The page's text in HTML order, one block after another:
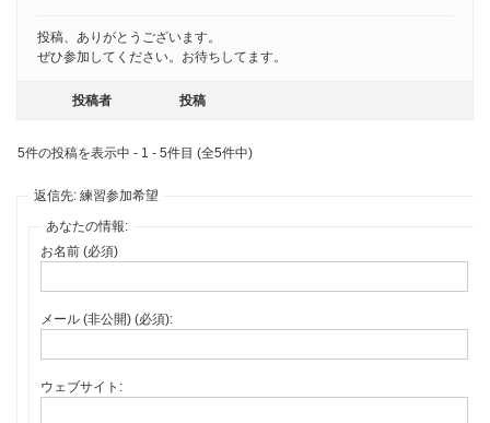
投稿、ありがとうございます。
ぜひ参加してください。お待ちしてます。
投稿者 投稿
5件の投稿を表示中 - 1 - 5件目 (全5件中)
返信先: 練習参加希望
あなたの情報:
お名前 (必須)
メール (非公開) (必須):
ウェブサイト: